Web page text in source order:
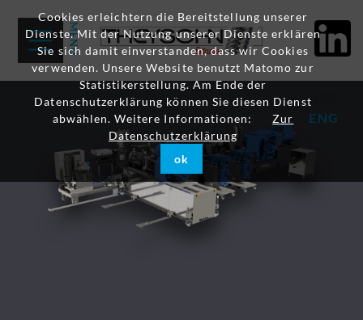
Cookies erleichtern die Bereitstellung unserer
Dienste. Mit der Nutzung unserer Dienste erklären
Sie sich damit einverstanden, dass wir Cookies
verwenden. Unsere Website benutzt Matomo zur
Statistikerstellung. Am Ende der
Datenschutzerklärung können Sie diesen Dienst
abwählen. Weitere Informationen:
Zur
Datenschutzerklärung
ok
GER
ENG